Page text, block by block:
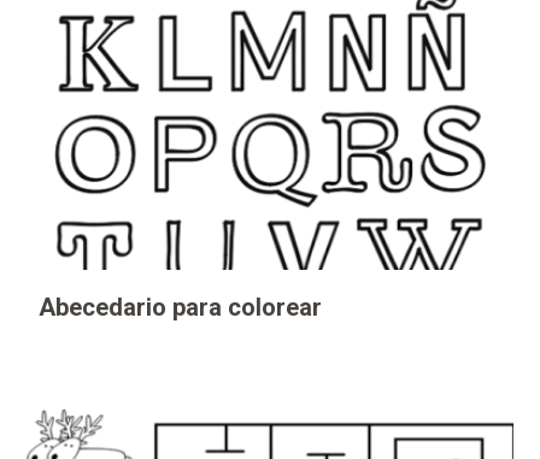
Abecedario para colorear